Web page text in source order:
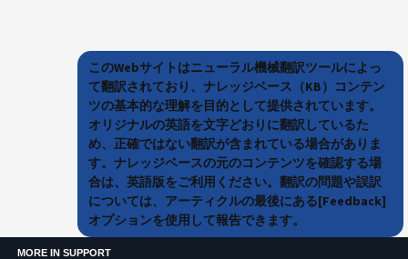
このWebサイトはニューラル機械翻訳ツールによっ
て翻訳されており、ナレッジベース（KB）コンテン
ツの基本的な理解を目的として提供されています。
オリジナルの英語を文字どおりに翻訳しているた
め、正確ではない翻訳が含まれている場合がありま
す。ナレッジベースの元のコンテンツを確認する場
合は、英語版をご利用ください。翻訳の問題や誤訳
については、アーティクルの最後にある[Feedback]
オプションを使用して報告できます。
MORE IN SUPPORT